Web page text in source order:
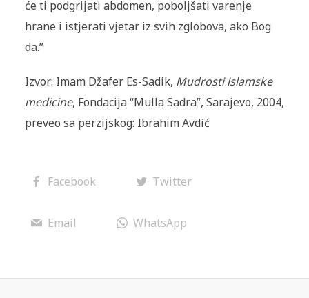
će ti podgrijati abdomen, poboljšati varenje
hrane i ist­jerati vjetar iz svih zglobova, ako Bog
da.”
Izvor: Imam Džafer Es-Sadik, Mudrosti islamske
medicine, Fondacija “Mulla Sadra”, Sarajevo, 2004,
preveo sa perzijskog: Ibrahim Avdić
Facebook Twitter
Email WhatsApp